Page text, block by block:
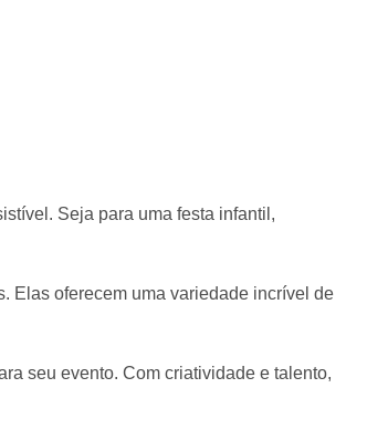
Seja para uma festa infantil,
Elas oferecem uma variedade incrível de
seu evento. Com criatividade e talento,